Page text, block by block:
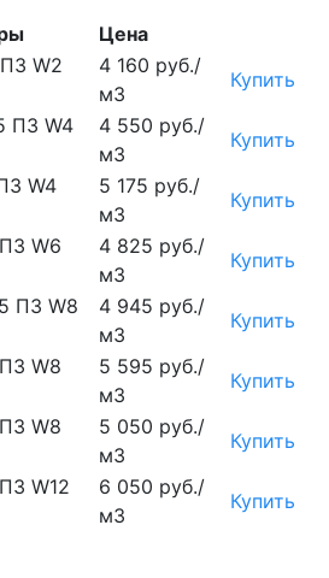
Цена
W2
4 160 руб./
м3
Купить
П3 W4
4 550 руб./
м3
Купить
W4
5 175 руб./
м3
Купить
W6
4 825 руб./
м3
Купить
П3 W8
4 945 руб./
м3
Купить
W8
5 595 руб./
м3
Купить
W8
5 050 руб./
м3
Купить
W12
6 050 руб./
м3
Купить